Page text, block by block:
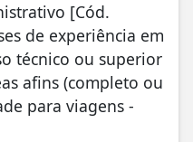
[Cód.
de experiência em
técnico ou superior
afins (completo ou
para viagens -